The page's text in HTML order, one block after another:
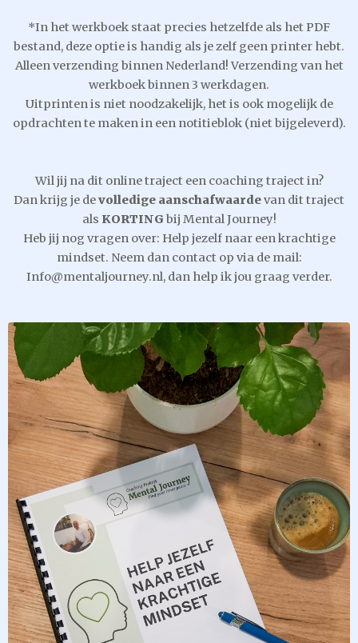
*In het werkboek staat precies hetzelfde als het PDF
bestand, deze optie is handig als je zelf geen printer hebt.
Alleen verzending binnen Nederland! Verzending van het
werkboek binnen 3 werkdagen.
Uitprinten is niet noodzakelijk, het is ook mogelijk de
opdrachten te maken in een notitieblok (niet bijgeleverd).
Wil jij na dit online traject een coaching traject in?
Dan krijg je devolledige aanschafwaardevan dit traject
als KORTING bij Mental Journey!
Heb jij nog vragen over: Help jezelf naar een krachtige
mindset. Neem dan contact op via de mail:
Info@mentaljourney.nl, dan help ik jou graag verder.